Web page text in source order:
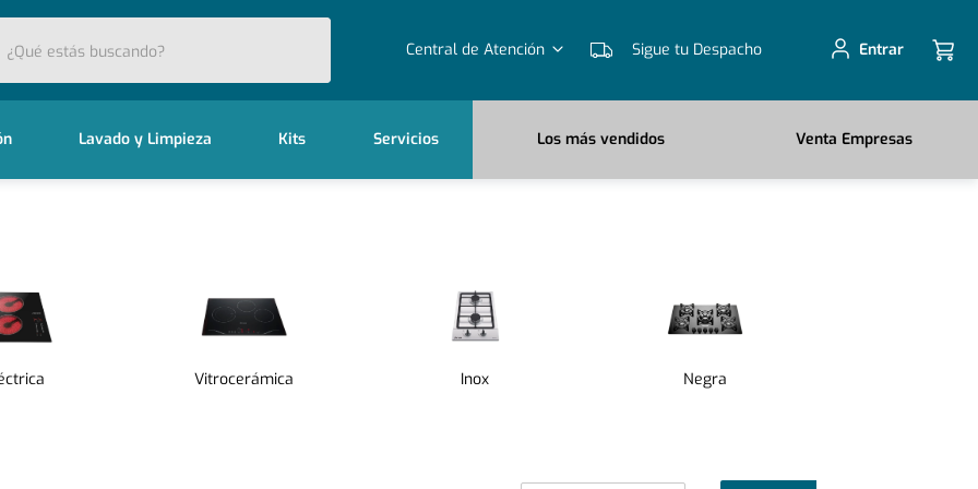
buscando?
Central de Atención Sigue tu Despacho Entrar
Lavado y Limpieza Kits Servicios Los más vendidos Venta Empresas
Vitrocerámica Inox Negra